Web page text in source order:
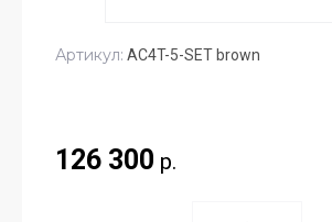
Артикул: AC4T-5-SET brown
126 300 р.